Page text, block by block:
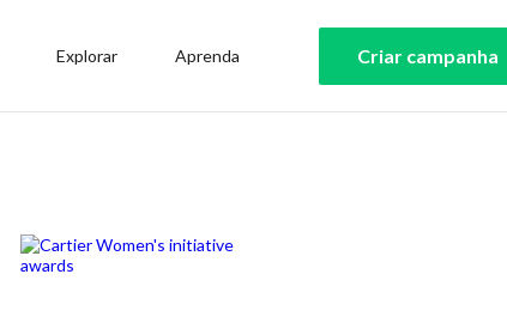
Explorar Aprenda Criar campanha